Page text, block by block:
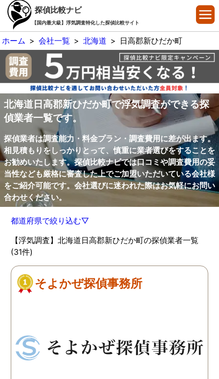
探偵比較ナビ
【国内最大級】浮気調査特化した探偵比較サイト
ホーム > 会社一覧 > 北海道 > 日高郡新ひだか町
北海道日高郡新ひだか町で浮気調査ができる探
偵業者一覧です。
探偵業者は調査能力・料金プラン・調査費用に差が出ます。
相見積もりをしっかりとって、慎重に業者選びをすることを
お勧めいたします。探偵比較ナビでは口コミや調査費用の妥
当性なども厳格に審査した上でご加盟いただいている会社様
をご紹介可能です。会社選びに迷われた際はお気軽にお問い
合わせください。
都道府県で絞り込む▽
【浮気調査】北海道日高郡新ひだか町の探偵業者一覧
(31件)
そよかぜ探偵事務所